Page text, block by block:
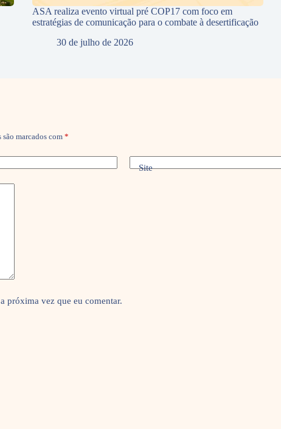
ASA realiza evento virtual pré COP17 com foco em
estratégias de comunicação para o combate à desertificação
30 de julho de 2026
marcados com *
Site
próxima vez que eu comentar.